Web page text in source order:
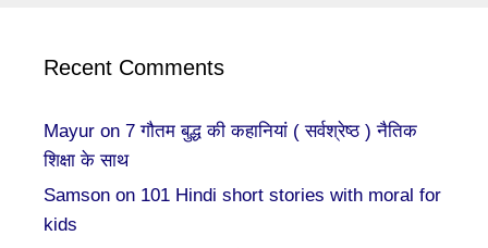
Recent Comments
Mayur on 7 गौतम बुद्ध की कहानियां ( सर्वश्रेष्ठ ) नैतिक
शिक्षा के साथ
Samson on 101 Hindi short stories with moral for
kids